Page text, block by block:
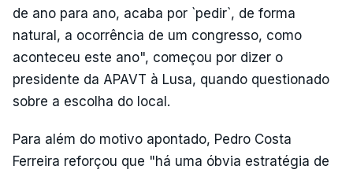
de ano para ano, acaba por `pedir`, de forma
natural, a ocorrência de um congresso, como
aconteceu este ano", começou por dizer o
presidente da APAVT à Lusa, quando questionado
sobre a escolha do local.
Para além do motivo apontado, Pedro Costa
Ferreira reforçou que "há uma óbvia estratégia de